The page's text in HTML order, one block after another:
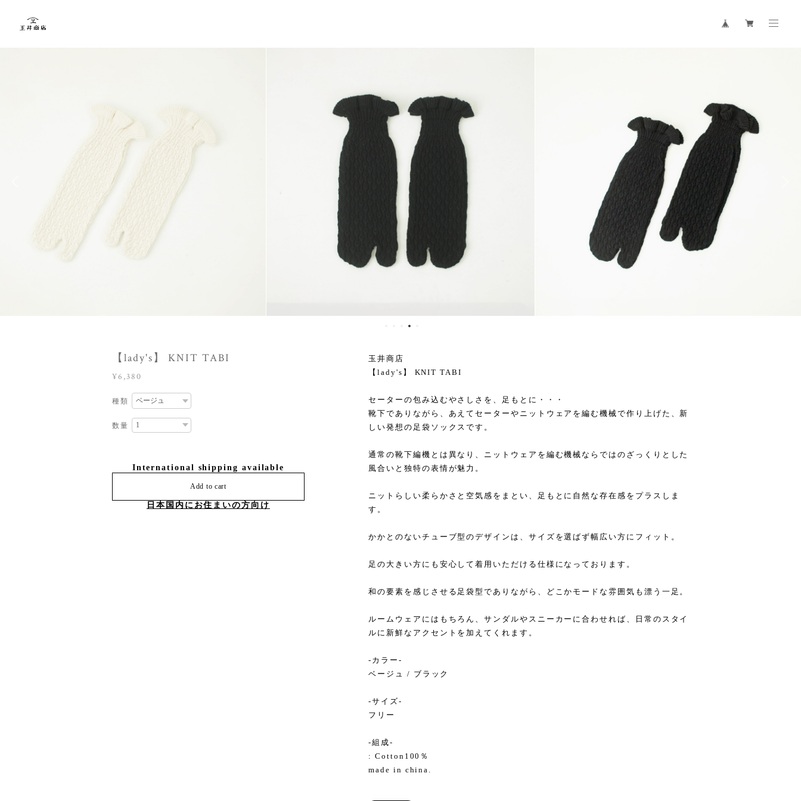
【lady's】 KNIT TABI
¥6,380
種類
数量
International shipping available
Add to cart
日本国内にお住まいの方向け
玉井商店
【lady's】 KNIT TABI
セーターの包み込むやさしさを、足もとに・・・
靴下でありながら、あえてセーターやニットウェアを編む機械で作り上げた、新
しい発想の足袋ソックスです。
通常の靴下編機とは異なり、ニットウェアを編む機械ならではのざっくりとした
風合いと独特の表情が魅力。
ニットらしい柔らかさと空気感をまとい、足もとに自然な存在感をプラスしま
す。
かかとのないチューブ型のデザインは、サイズを選ばず幅広い方にフィット。
足の大きい方にも安心して着用いただける仕様になっております。
和の要素を感じさせる足袋型でありながら、どこかモードな雰囲気も漂う一足。
ルームウェアにはもちろん、サンダルやスニーカーに合わせれば、日常のスタイ
ルに新鮮なアクセントを加えてくれます。
-カラー-
ベージュ / ブラック
-サイズ-
フリー
-組成-
: Cotton100％
made in china.